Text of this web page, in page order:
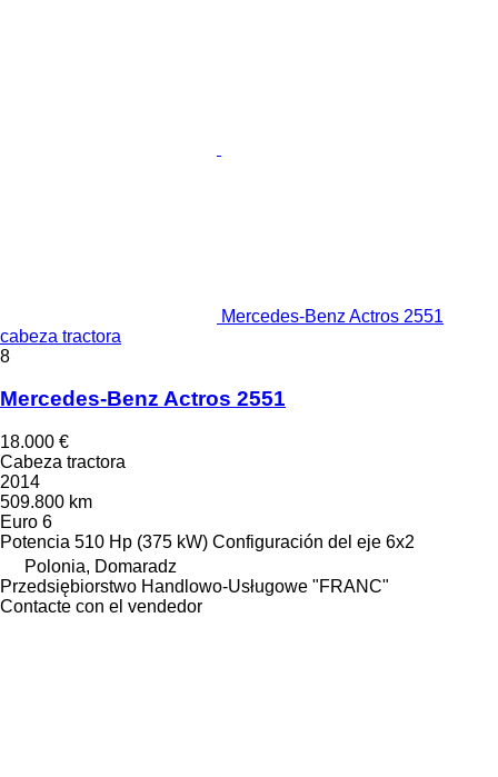
Mercedes-Benz Actros 2551
cabeza tractora
8
Mercedes-Benz Actros 2551
18.000 €
Cabeza tractora
2014
509.800 km
Euro 6
Potencia 510 Hp (375 kW) Configuración del eje 6x2
Polonia, Domaradz
Przedsiębiorstwo Handlowo-Usługowe "FRANC"
Contacte con el vendedor